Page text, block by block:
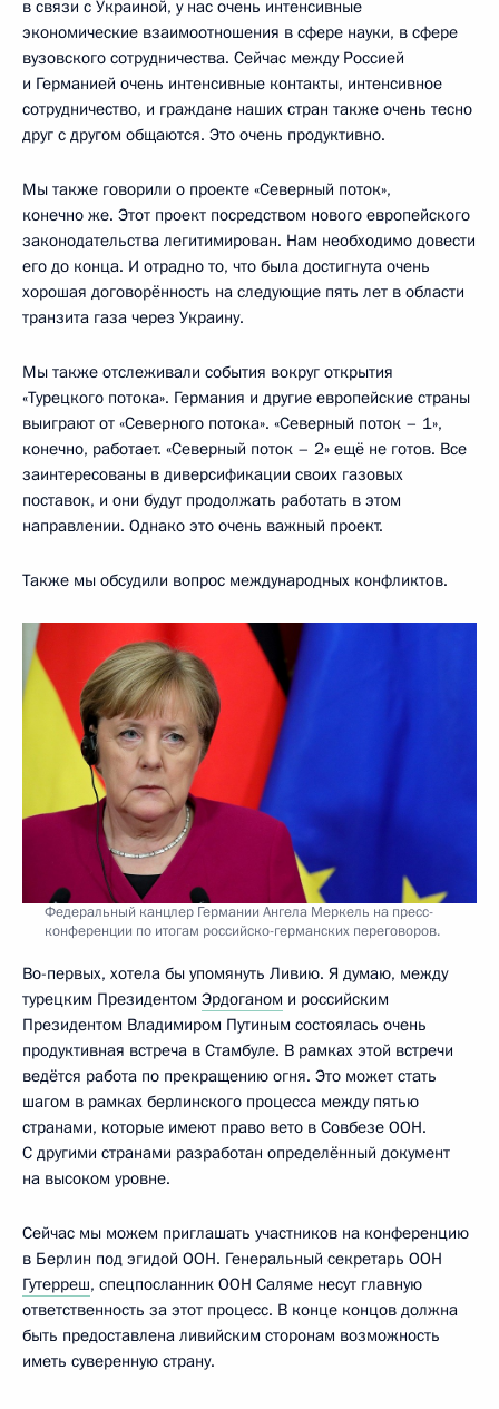
в связи с Украиной, у нас очень интенсивные
экономические взаимоотношения в сфере науки, в сфере
вузовского сотрудничества. Сейчас между Россией
и Германией очень интенсивные контакты, интенсивное
сотрудничество, и граждане наших стран также очень тесно
друг с другом общаются. Это очень продуктивно.
Мы также говорили о проекте «Северный поток»,
конечно же. Этот проект посредством нового европейского
законодательства легитимирован. Нам необходимо довести
его до конца. И отрадно то, что была достигнута очень
хорошая договорённость на следующие пять лет в области
транзита газа через Украину.
Мы также отслеживали события вокруг открытия
«Турецкого потока». Германия и другие европейские страны
выиграют от «Северного потока». «Северный поток – 1»,
конечно, работает. «Северный поток – 2» ещё не готов. Все
заинтересованы в диверсификации своих газовых
поставок, и они будут продолжать работать в этом
направлении. Однако это очень важный проект.
Также мы обсудили вопрос международных конфликтов.
Федеральный канцлер Германии Ангела Меркель на пресс-
конференции по итогам российско-германских переговоров.
Во-первых, хотела бы упомянуть Ливию. Я думаю, между
турецким Президентом Эрдоганом и российским
Президентом Владимиром Путиным состоялась очень
продуктивная встреча в Стамбуле. В рамках этой встречи
ведётся работа по прекращению огня. Это может стать
шагом в рамках берлинского процесса между пятью
странами, которые имеют право вето в Совбезе ООН.
С другими странами разработан определённый документ
на высоком уровне.
Сейчас мы можем приглашать участников на конференцию
в Берлин под эгидой ООН. Генеральный секретарь ООН
Гутерреш, спецпосланник ООН Саляме несут главную
ответственность за этот процесс. В конце концов должна
быть предоставлена ливийским сторонам возможность
иметь суверенную страну.